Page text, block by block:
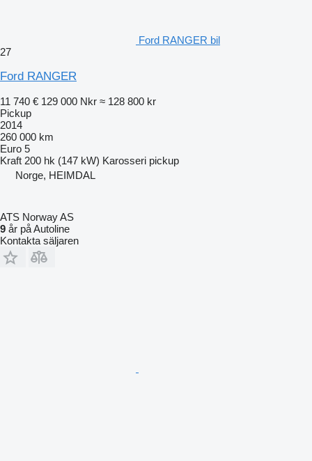
Ford RANGER bil
27
Ford RANGER
11 740 € 129 000 Nkr ≈ 128 800 kr
Pickup
2014
260 000 km
Euro 5
Kraft 200 hk (147 kW) Karosseri pickup
Norge, HEIMDAL
ATS Norway AS
9 år på Autoline
Kontakta säljaren